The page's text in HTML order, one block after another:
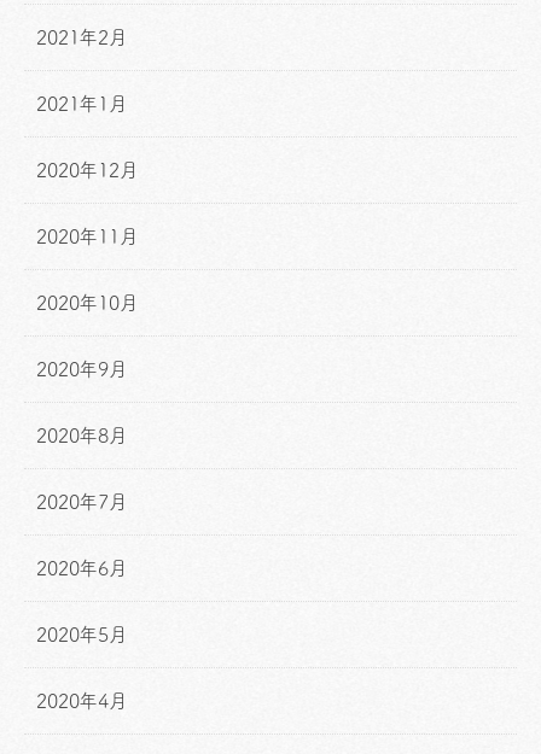
2021年2月
2021年1月
2020年12月
2020年11月
2020年10月
2020年9月
2020年8月
2020年7月
2020年6月
2020年5月
2020年4月